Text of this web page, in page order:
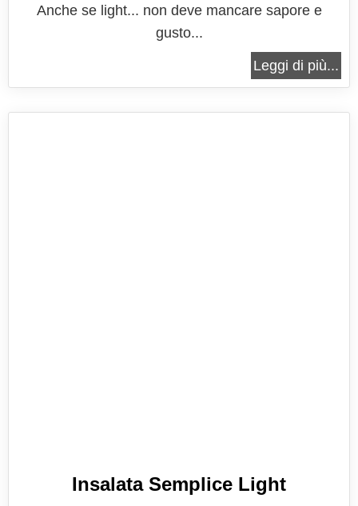
Anche se light... non deve mancare sapore e
gusto...
Leggi di più...
Insalata Semplice Light